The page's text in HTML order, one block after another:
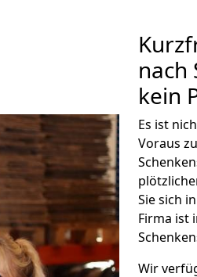
nach
kein
Es ist
Voraus
Sie sich
Firma ist
Wir